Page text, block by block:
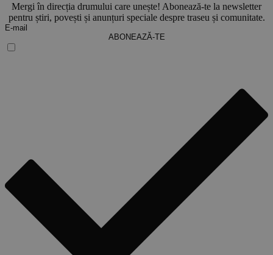
Mergi în direcția drumului care unește! Abonează-te la newsletter
pentru știri, povești și anunțuri speciale despre traseu și comunitate.
ABONEAZĂ-TE